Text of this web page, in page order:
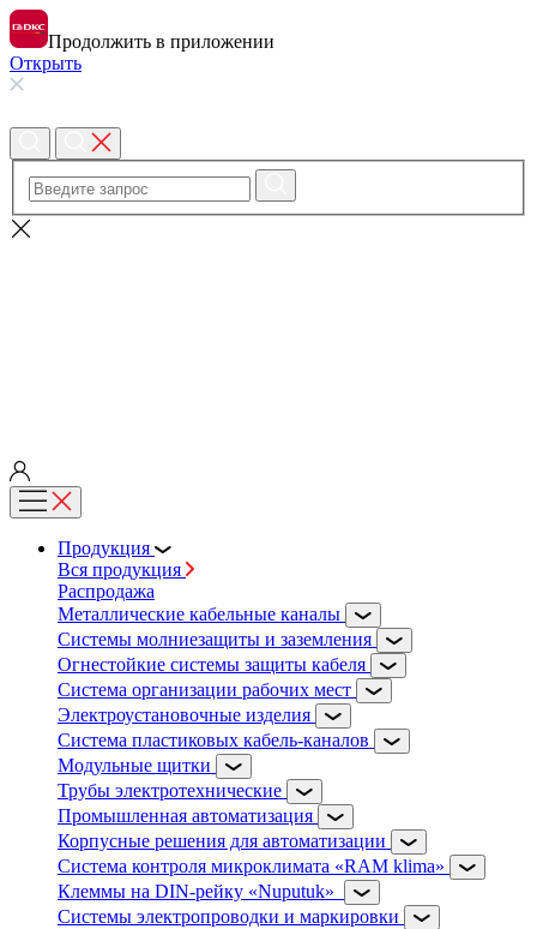
Продолжить в приложении
Открыть
Продукция
Вся продукция
Распродажа
Металлические кабельные каналы
Системы молниезащиты и заземления
Огнестойкие системы защиты кабеля
Система организации рабочих мест
Электроустановочные изделия
Система пластиковых кабель-каналов
Модульные щитки
Трубы электротехнические
Промышленная автоматизация
Корпусные решения для автоматизации
Система контроля микроклимата «RAM klima»
Клеммы на DIN-рейку «Nuputuk»
Системы электропроводки и маркировки